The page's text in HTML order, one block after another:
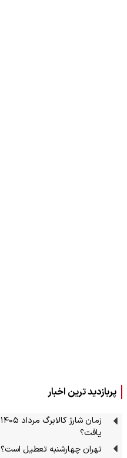
پربازدید ترین اخبار
یافت؟
تهران چهارشنبه تعطیل است؟